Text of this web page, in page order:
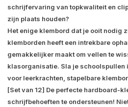
schrijfervaring van topkwaliteit en
zijn plaats houden?
Het enige klembord dat je ooit nodig
klemborden heeft een intrekbare
gemakkelijker maakt om vellen te
klasorganisatie. Sla je schoolspullen
voor leerkrachten, stapelbare
[Set van 12] De perfecte hardboard-
schrijfbehoeften te ondersteunen!